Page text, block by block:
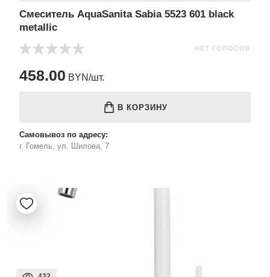
Смеситель AquaSanita Sabia 5523 601 black
metallic
НЕТ ГОЛОСОВ
458.00 BYN/шт.
В КОРЗИНУ
Самовывоз по адресу:
г. Гомель, ул. Шилова, 7